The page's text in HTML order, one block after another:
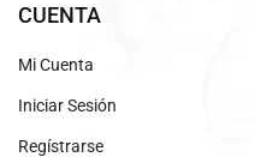
CUENTA
Mi Cuenta
Iniciar Sesión
Regístrarse